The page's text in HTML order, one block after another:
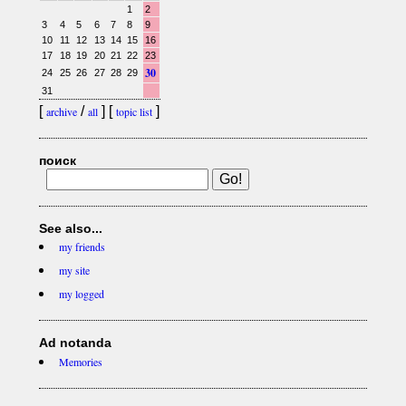
1
2
3
4 5 6 7 8
9
10
11 12 13 14 15
16
17
18 19 20 21 22
23
24
25 26 27 28 29 30
31
[archive/all] [topic list]
поиск
See also...
my friends
my site
my logged
Ad notanda
Memories